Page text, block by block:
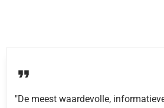
"De meest waardevolle,